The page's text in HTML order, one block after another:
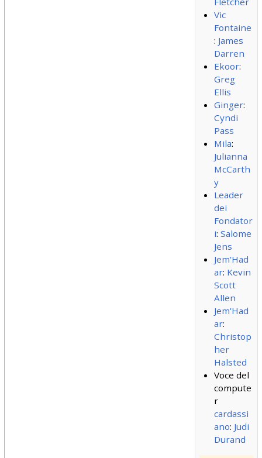
Vic
Fontaine
: James
Darren
Ekoor:
Greg
Ellis
Ginger:
Cyndi
Pass
Mila:
Julianna
McCarth
y
Leader
dei
Fondator
i: Salome
Jens
Jem'Had
ar: Kevin
Scott
Allen
Jem'Had
ar:
Christop
her
Halsted
Voce del
compute
r
cardassi
ano: Judi
Durand